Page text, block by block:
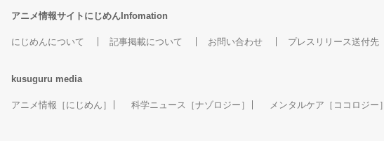
アニメ情報サイトにじめんInfomation
にじめんについて 記事掲載について お問い合わせ プレスリリース送付先
kusuguru media
アニメ情報［にじめん］ 科学ニュース［ナゾロジー］ メンタルケア［ココロジー］